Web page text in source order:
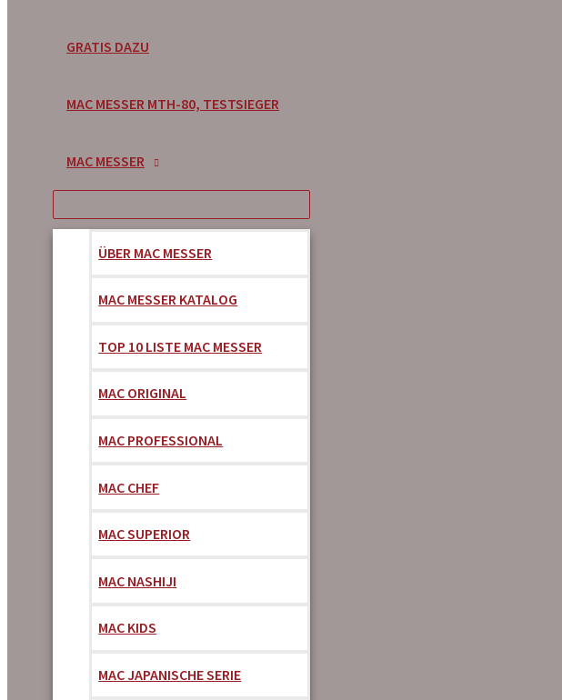
GRATIS DAZU
MAC MESSER MTH-80, TESTSIEGER
MAC MESSER
ÜBER MAC MESSER
MAC MESSER KATALOG
TOP 10 LISTE MAC MESSER
MAC ORIGINAL
MAC PROFESSIONAL
MAC CHEF
MAC SUPERIOR
MAC NASHIJI
MAC KIDS
MAC JAPANISCHE SERIE